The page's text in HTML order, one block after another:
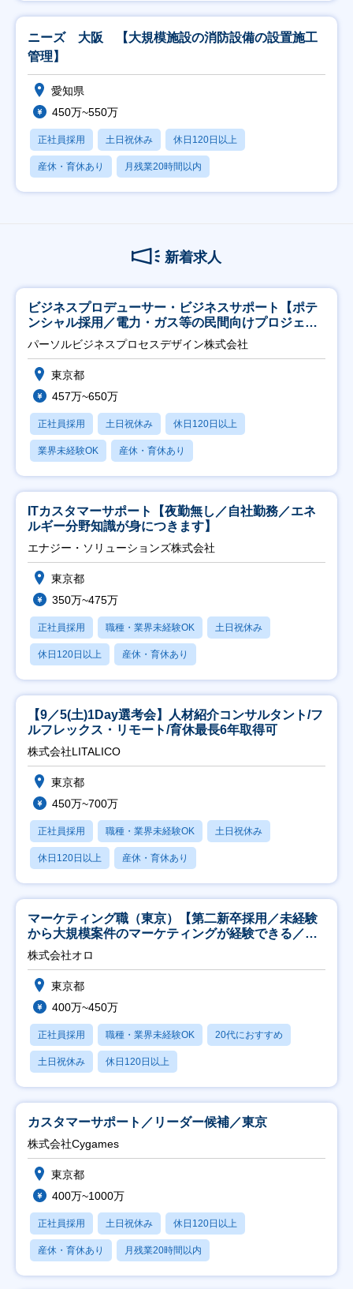
ニーズ 大阪 【大規模施設の消防設備の設置施工
管理】
愛知県
450万~550万
正社員採用 土日祝休み 休日120日以上
産休・育休あり 月残業20時間以内
新着求人
ビジネスプロデューサー・ビジネスサポート【ポテ
ンシャル採用／電力・ガス等の民間向けプロジェク
ト推進】
パーソルビジネスプロセスデザイン株式会社
東京都
457万~650万
正社員採用 土日祝休み 休日120日以上
業界未経験OK 産休・育休あり
ITカスタマーサポート【夜勤無し／自社勤務／エネ
ルギー分野知識が身につきます】
エナジー・ソリューションズ株式会社
東京都
350万~475万
正社員採用 職種・業界未経験OK 土日祝休み
休日120日以上 産休・育休あり
【9／5(土)1Day選考会】人材紹介コンサルタント/フ
ルフレックス・リモート/育休最長6年取得可
株式会社LITALICO
東京都
450万~700万
正社員採用 職種・業界未経験OK 土日祝休み
休日120日以上 産休・育休あり
マーケティング職（東京）【第二新卒採用／未経験
から大規模案件のマーケティングが経験できる／研
修充実】
株式会社オロ
東京都
400万~450万
正社員採用 職種・業界未経験OK 20代におすすめ
土日祝休み 休日120日以上
カスタマーサポート／リーダー候補／東京
株式会社Cygames
東京都
400万~1000万
正社員採用 土日祝休み 休日120日以上
産休・育休あり 月残業20時間以内